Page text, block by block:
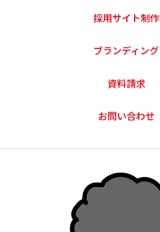
採用サイト制作
ブランディング
資料請求
お問い合わせ